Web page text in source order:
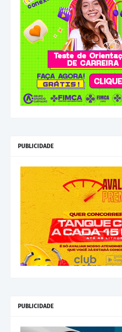
PUBLICIDADE
PUBLICIDADE